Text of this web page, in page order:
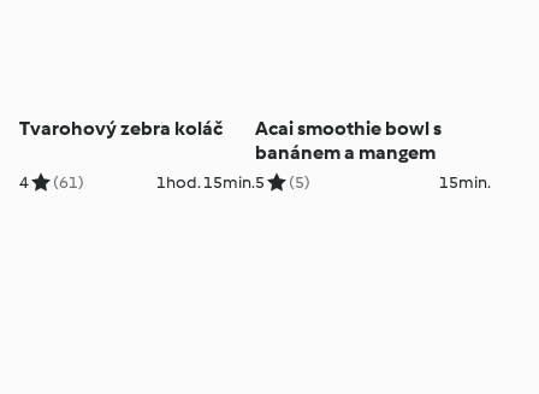
Tvarohový zebra koláč
4 (61) 1hod. 15min.
Acai smoothie bowl s
banánem a mangem
5 (5) 15min.